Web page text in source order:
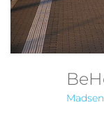
Madsen